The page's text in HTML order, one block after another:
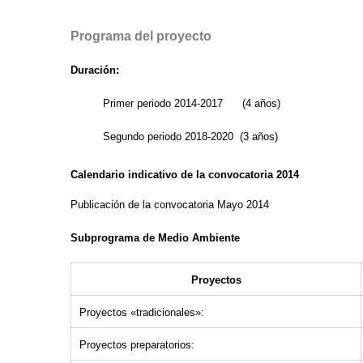
Programa del proyecto
Duración:
Primer periodo 2014-2017 (4 años)
Segundo periodo 2018-2020 (3 años)
Calendario indicativo de la convocatoria 2014
Publicación de la convocatoria Mayo 2014
Subprograma de Medio Ambiente
Proyectos
Proyectos «tradicionales»:
Proyectos preparatorios: